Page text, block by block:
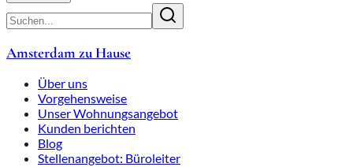
Amsterdam zu Hause
Über uns
Vorgehensweise
Unser Wohnungsangebot
Kunden berichten
Blog
Stellenangebot: Büroleiter